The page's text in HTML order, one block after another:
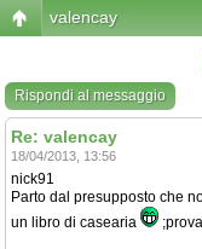
valencay
Rispondi al messaggio
Re: valencay
18/04/2013, 13:56
nick91
Parto dal presupposto che
un libro di casearia